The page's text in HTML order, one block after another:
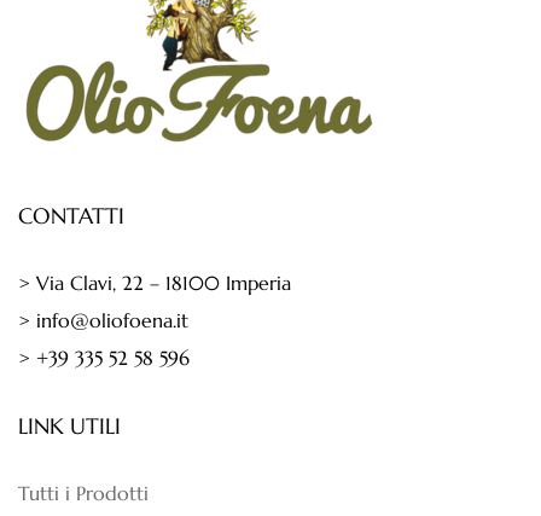
CONTATTI
> Via Clavi, 22 – 18100 Imperia
> info@oliofoena.it
> +39 335 52 58 596
LINK UTILI
Tutti i Prodotti